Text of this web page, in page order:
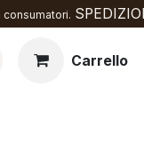
Carrello